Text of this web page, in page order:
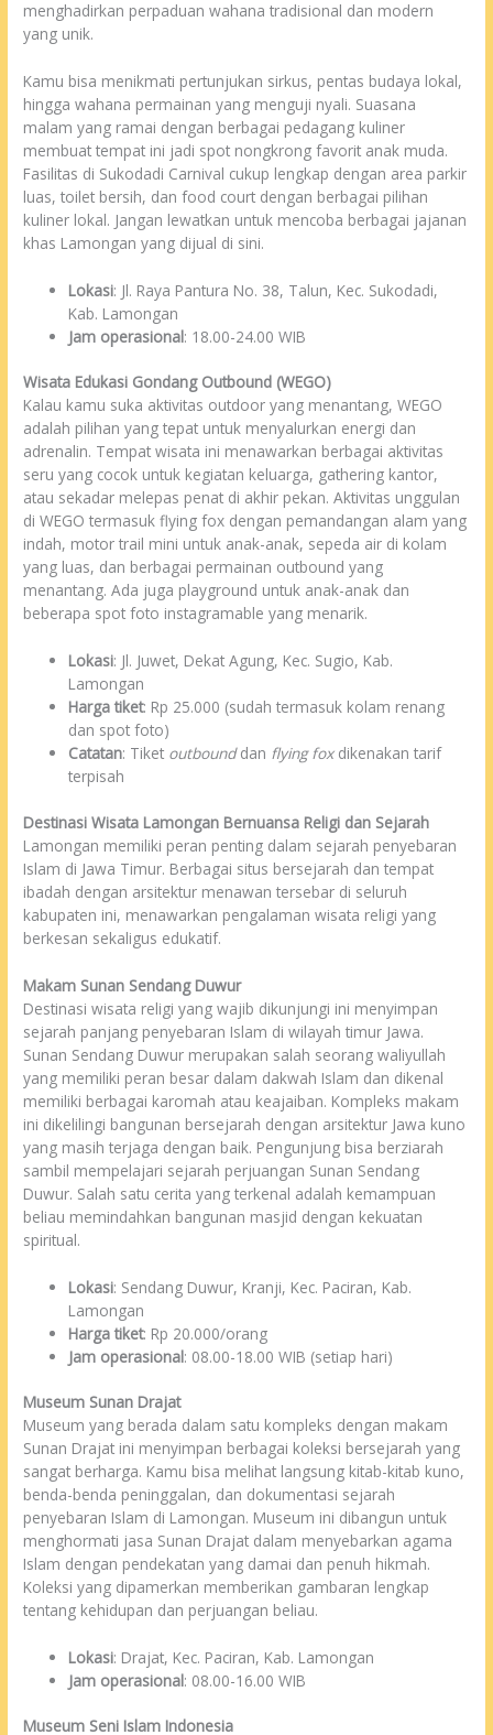
menghadirkan perpaduan wahana tradisional dan modern
yang unik.
Kamu bisa menikmati pertunjukan sirkus, pentas budaya lokal,
hingga wahana permainan yang menguji nyali. Suasana
malam yang ramai dengan berbagai pedagang kuliner
membuat tempat ini jadi spot nongkrong favorit anak muda.
Fasilitas di Sukodadi Carnival cukup lengkap dengan area parkir
luas, toilet bersih, dan food court dengan berbagai pilihan
kuliner lokal. Jangan lewatkan untuk mencoba berbagai jajanan
khas Lamongan yang dijual di sini.
Lokasi: Jl. Raya Pantura No. 38, Talun, Kec. Sukodadi,
Kab. Lamongan
Jam operasional: 18.00-24.00 WIB
Wisata Edukasi Gondang Outbound (WEGO)
Kalau kamu suka aktivitas outdoor yang menantang, WEGO
adalah pilihan yang tepat untuk menyalurkan energi dan
adrenalin. Tempat wisata ini menawarkan berbagai aktivitas
seru yang cocok untuk kegiatan keluarga, gathering kantor,
atau sekadar melepas penat di akhir pekan. Aktivitas unggulan
di WEGO termasuk flying fox dengan pemandangan alam yang
indah, motor trail mini untuk anak-anak, sepeda air di kolam
yang luas, dan berbagai permainan outbound yang
menantang. Ada juga playground untuk anak-anak dan
beberapa spot foto instagramable yang menarik.
Lokasi: Jl. Juwet, Dekat Agung, Kec. Sugio, Kab.
Lamongan
Harga tiket: Rp 25.000 (sudah termasuk kolam renang
dan spot foto)
Catatan: Tiket outbounddan flying foxdikenakan tarif
terpisah
Destinasi Wisata Lamongan Bernuansa Religi dan Sejarah
Lamongan memiliki peran penting dalam sejarah penyebaran
Islam di Jawa Timur. Berbagai situs bersejarah dan tempat
ibadah dengan arsitektur menawan tersebar di seluruh
kabupaten ini, menawarkan pengalaman wisata religi yang
berkesan sekaligus edukatif.
Makam Sunan Sendang Duwur
Destinasi wisata religi yang wajib dikunjungi ini menyimpan
sejarah panjang penyebaran Islam di wilayah timur Jawa.
Sunan Sendang Duwur merupakan salah seorang waliyullah
yang memiliki peran besar dalam dakwah Islam dan dikenal
memiliki berbagai karomah atau keajaiban. Kompleks makam
ini dikelilingi bangunan bersejarah dengan arsitektur Jawa kuno
yang masih terjaga dengan baik. Pengunjung bisa berziarah
sambil mempelajari sejarah perjuangan Sunan Sendang
Duwur. Salah satu cerita yang terkenal adalah kemampuan
beliau memindahkan bangunan masjid dengan kekuatan
spiritual.
Lokasi: Sendang Duwur, Kranji, Kec. Paciran, Kab.
Lamongan
Harga tiket: Rp 20.000/orang
Jam operasional: 08.00-18.00 WIB (setiap hari)
Museum Sunan Drajat
Museum yang berada dalam satu kompleks dengan makam
Sunan Drajat ini menyimpan berbagai koleksi bersejarah yang
sangat berharga. Kamu bisa melihat langsung kitab-kitab kuno,
benda-benda peninggalan, dan dokumentasi sejarah
penyebaran Islam di Lamongan. Museum ini dibangun untuk
menghormati jasa Sunan Drajat dalam menyebarkan agama
Islam dengan pendekatan yang damai dan penuh hikmah.
Koleksi yang dipamerkan memberikan gambaran lengkap
tentang kehidupan dan perjuangan beliau.
Lokasi: Drajat, Kec. Paciran, Kab. Lamongan
Jam operasional: 08.00-16.00 WIB
Museum Seni Islam Indonesia